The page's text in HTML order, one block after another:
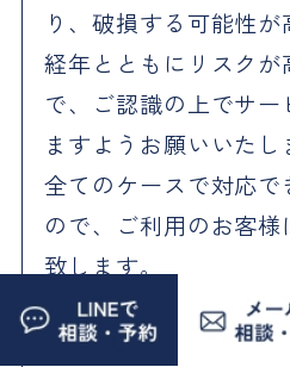
り、破損する可能性が
経年とともにリスクが
で、ご認識の上でサ
ますようお願いいたし
全てのケースで対応
ので、ご利用のお客
致します。
もし万が一の時には、